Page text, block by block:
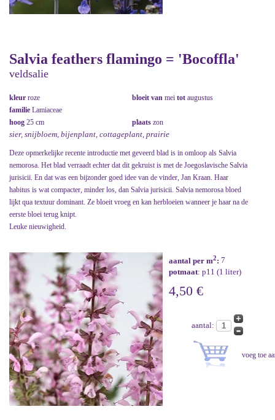
Salvia feathers flamingo = 'Bocoffla'
veldsalie
kleur roze bloeit van mei tot augustus
familie Lamiaceae
hoog 25 cm plaats zon
sier, snijbloem, bijenplant, cottageplant, prairie
Deze opmerkelijke recente introductie met geveerd blad is in omloop als Salvia
nemorosa. Het blad verraadt echter dat dit gekruist is met de Joegoslavische Salvia
jurisicii. En dat was een bijzonder goed idee van de vinder, Jan Kraan. Haar
habitus is wat compacter, minder los, dan Salvia jurisicii. Salvia nemorosa bloed
lijkt qua textuur dominant. Ze bloeit vroeg en kan herbloeien wanneer je haar na de
eerste bloei terug knipt.
Leuke nieuwigheid.
aantal per m2: 7
potmaat: p11 (1 liter)
4,50 €
aantal: